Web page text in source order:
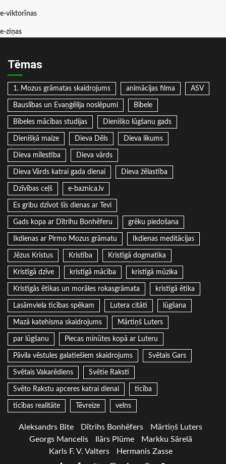
e-viktorīnas
e-ziņas
Tēmas
1. Mozus grāmatas skaidrojums animācijas filma ASV
Bauslības un Evaņģēlija noslēpumi Bībele
Bībeles mācības studijas Dienišķo lūgšanu gads
Dienišķā maize Dieva Dēls Dieva likums
Dieva mīlestība Dieva vārds
Dieva Vārds katrai gada dienai Dieva žēlastība
Dzīvības ceļš e-baznica.lv
Es gribu dzīvot šīs dienas ar Tevi
Gads kopa ar Dītrihu Bonhēferu grēku piedošana
Ikdienas ar Pirmo Mozus grāmatu Ikdienas meditācijas
Jēzus Kristus Kristība Kristīgā dogmatika
Kristīgā dzīve kristīgā mācība kristīgā mūzika
Kristīgās ētikas un morāles rokasgrāmata kristīgā ētika
Lasāmviela ticības spēkam Lutera citāti lūgšana
Mazā katehisma skaidrojums Mārtiņš Luters
par lūgšanu Piecas minūtes kopā ar Luteru
Pāvila vēstules galatiešiem skaidrojums Svētais Gars
Svētais Vakarēdiens Svētie Raksti
Svēto Rakstu apceres katrai dienai ticība
ticības realitāte Tēvreize velns
Aleksandrs Bite Dītrihs Bonhēfers
Mārtiņš Luters
Georgs Mancelis
Ilārs Plūme
Markku Särelä
Karls F. V. Valters
Hermanis Zasse